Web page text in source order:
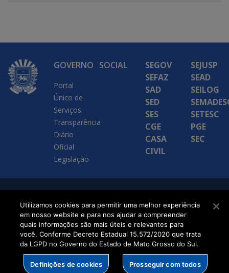
GOVERNO
Portal
Único de
Serviços
Transparência
Diário
Oficial
Legislação
SOCIAL
SEGOV
SEFAZ
SAD
SED
SES
CGE
CASA
CIVIL
SEJUSP
SEAD
SEILOG
SETESC
PGE
SEC
Executiva de
Transformação Digital
Utilizamos cookies para permitir uma melhor experiência
em nosso website e para nos ajudar a compreender
quais informações são mais úteis e relevantes para
você. Conforme Decreto Estadual 15.572/2020 que trata
da LGPD no Governo do Estado de Mato Grosso do Sul.
Definições de cookies Prosseguir com todos